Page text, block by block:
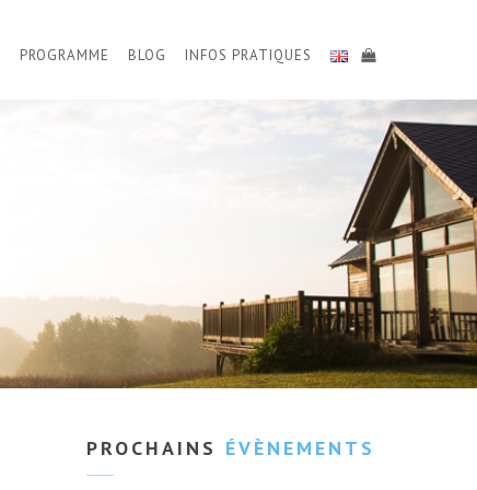
PROGRAMME BLOG INFOS PRATIQUES
PROCHAINS ÉVÈNEMENTS